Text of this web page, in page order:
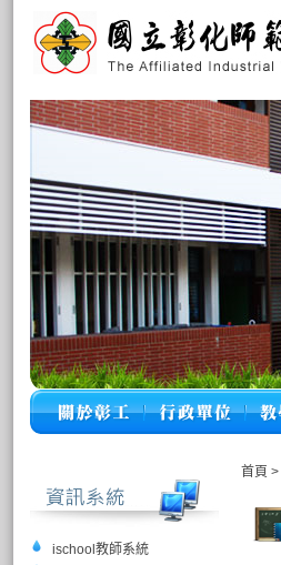
ischool教師系統
首頁 >